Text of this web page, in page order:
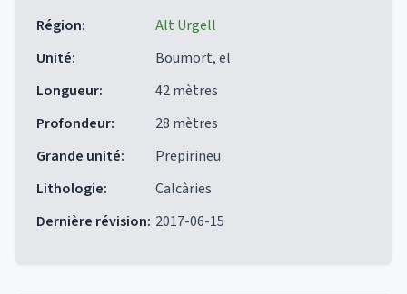
Région:
Alt Urgell
Unité:
Boumort, el
Longueur:
42 mètres
Profondeur:
28 mètres
Grande unité:
Prepirineu
Lithologie:
Calcàries
Dernière révision: 2017-06-15